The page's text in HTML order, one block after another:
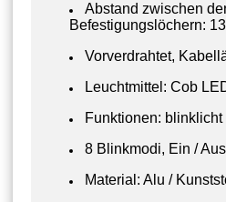
Abstand zwischen
Befestigungslöchern:
Vorverdrahtet,
Leuchtmittel: Cob
Funktionen: blinklicht
8 Blinkmodi, Ein /
Material: Alu /